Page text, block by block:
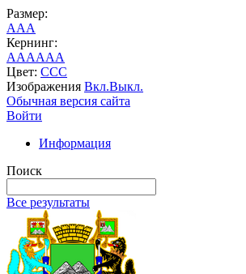
Размер:
AAA
Кернинг:
AAAAAA
Цвет: CCC
Изображения Вкл.Выкл.
Обычная версия сайта
Войти
Информация
Поиск
Все результаты